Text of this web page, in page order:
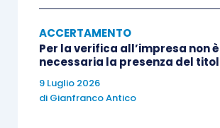
1468/2020nella quale,in
descrizione generica indicata
contribuente può esibire
ACCERTAMENTO
Per la verifica all’impresa non è
necessaria la presenza del
9 Luglio 2026
di Gianfranco Antico